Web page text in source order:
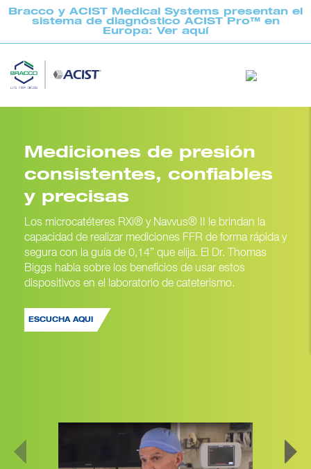
Bracco y ACIST Medical Systems presentan el
sistema de diagnóstico ACIST Pro™ en
Europa: Ver aquí
Mediciones de presión
consistentes, confiables
y precisas
Los microcatéteres RXi® y Navvus® II le brindan la
capacidad de realizar mediciones FFR de forma rápida y
segura con la guía de 0,14” que elija. El Dr. Thomas
Biggs habla sobre los beneficios de usar estos
dispositivos en el laboratorio de cateterismo.
ESCUCHA AQUI